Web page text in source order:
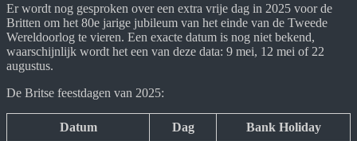
Er wordt nog gesproken over een extra vrije dag in 2025 voor de
Britten om het 80e jarige jubileum van het einde van de Tweede
Wereldoorlog te vieren. Een exacte datum is nog niet bekend,
waarschijnlijk wordt het een van deze data: 9 mei, 12 mei of 22
augustus.
De Britse feestdagen van 2025:
Datum Dag Bank Holiday